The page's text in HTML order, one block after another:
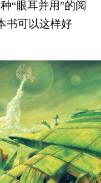
“眼耳并用”的阅
书可以这样好